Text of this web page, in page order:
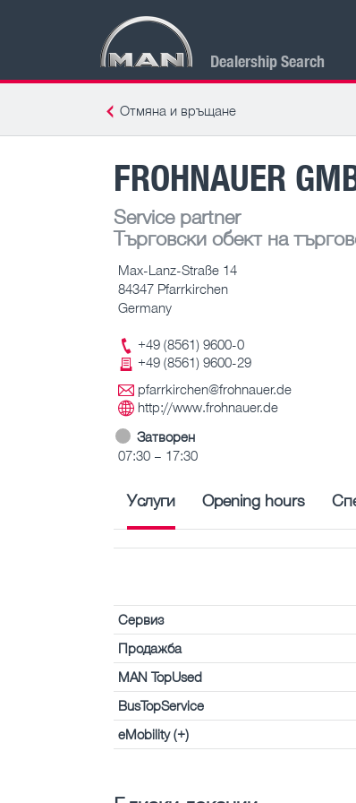
Dealership Search
Отмяна и връщане
FROHNAUER
Service partner
Търговски обект на
Max-Lanz-Straße 14
84347 Pfarrkirchen
Germany
+49 (8561) 9600-0
+49 (8561) 9600-29
pfarrkirchen@frohnauer.de
http://www.frohnauer.de
Затворен
07:30 – 17:30
Услуги Opening hours
Сервиз
Продажба
MAN TopUsed
BusTopService
eMobility (+)